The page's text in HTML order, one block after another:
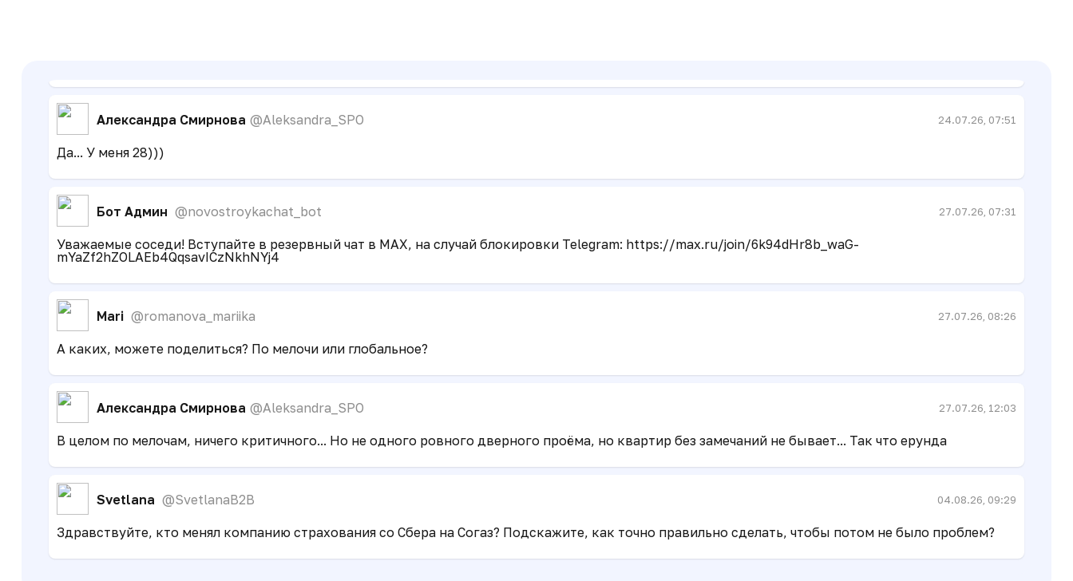
Svetlana @SvetlanaB2B 04.08.26, 09:29
Здравствуйте, кто менял компанию страхования со Сбера на Согаз? Подскажите, как точно правильно сделать, чтобы потом не было проблем?
Александра Смирнова @Aleksandra_SPO 27.07.26, 12:03
В целом по мелочам, ничего критичного... Но не одного ровного дверного проёма, но квартир без замечаний не бывает... Так что ерунда
Mari @romanova_mariika 27.07.26, 08:26
А каких, можете поделиться? По мелочи или глобальное?
Бот Админ @novostroykachat_bot 27.07.26, 07:31
Уважаемые соседи! Вступайте в резервный чат в MAX, на случай блокировки Telegram: https://max.ru/join/6k94dHr8b_waG-
mYaZf2hZOLAEb4QqsavICzNkhNYj4
Александра Смирнова @Aleksandra_SPO 24.07.26, 07:51
Да... У меня 28)))